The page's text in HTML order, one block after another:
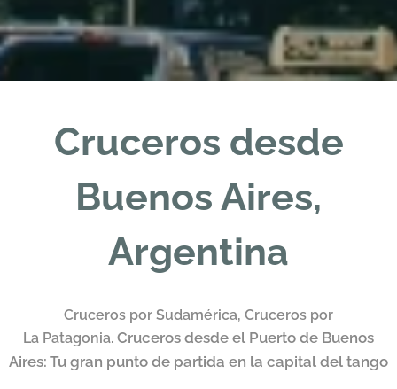
Cruceros desde
Buenos Aires,
Argentina
Cruceros por Sudamérica, Cruceros por
La Patagonia. Cruceros desde el Puerto de Buenos
Aires: Tu gran punto de partida en la capital del tango